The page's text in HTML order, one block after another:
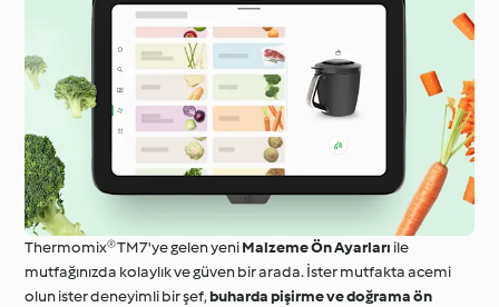
Thermomix® TM7'ye gelen yeniMalzeme Ön Ayarları ile
mutfağınızda kolaylık ve güven bir arada. İster mutfakta acemi
olun ister deneyimli bir şef,buharda pişirme ve doğrama ön